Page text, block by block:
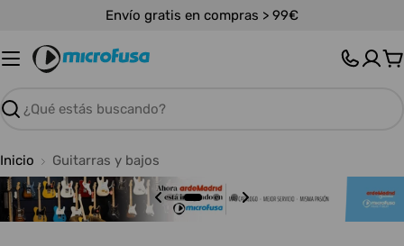
contenido
Envío gratis en compras > 99€
Buscar
Inicio Guitarras y bajos